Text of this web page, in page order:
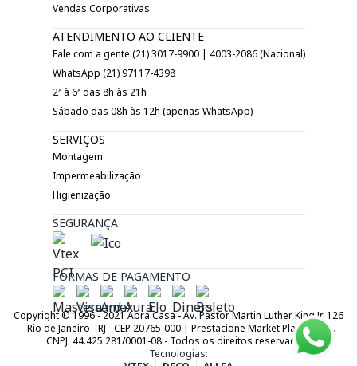
Vendas Corporativas
ATENDIMENTO AO CLIENTE
Fale com a gente (21) 3017-9900 | 4003-2086 (Nacional)
WhatsApp (21) 97117-4398
2ª à 6ª das 8h às 21h
Sábado das 08h às 12h (apenas WhatsApp)
SERVIÇOS
Montagem
Impermeabilização
Higienização
SEGURANÇA
FORMAS DE PAGAMENTO
Copyright © 1996 - 2021 Abra Casa - Av. Pastor Martin Luther King Jr. 126
- Rio de Janeiro - RJ - CEP 20765-000 | Prestacione Market Place LTDA.
CNPJ: 44.425.281/0001-08 - Todos os direitos reservados.
Tecnologias: